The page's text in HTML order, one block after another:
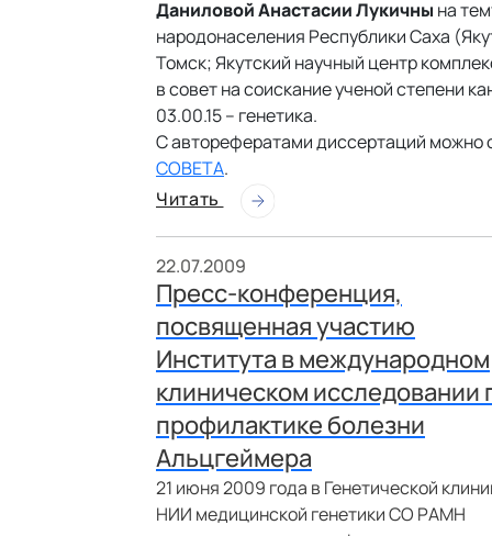
Даниловой Анастасии Лукичны на
народонаселения Республики Саха
Томск; Якутский научный центр
в совет на соискание ученой степени
03.00.15 – генетика.
С авторефератами диссертаций можно
СОВЕТА.
Читать
22.07.2009
Пресс-конференция,
посвященная участию
Института в международном
клиническом исследовании
профилактике болезни
Альцгеймера
21 июня 2009 года в Генетической
НИИ медицинской генетики СО РАМН